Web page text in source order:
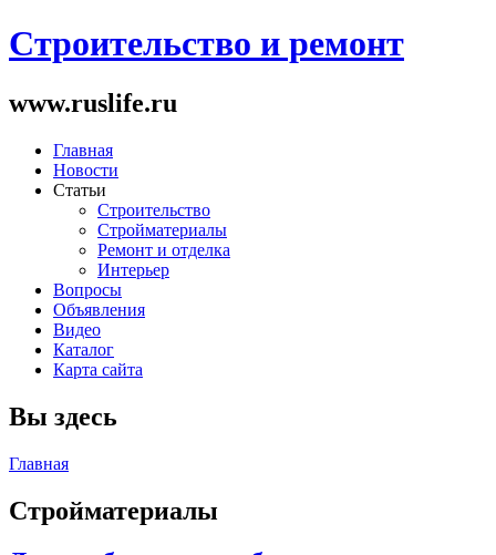
Строительство и ремонт
www.ruslife.ru
Главная
Новости
Статьи
Строительство
Стройматериалы
Ремонт и отделка
Интерьер
Вопросы
Объявления
Видео
Каталог
Карта сайта
Вы здесь
Главная
Стройматериалы